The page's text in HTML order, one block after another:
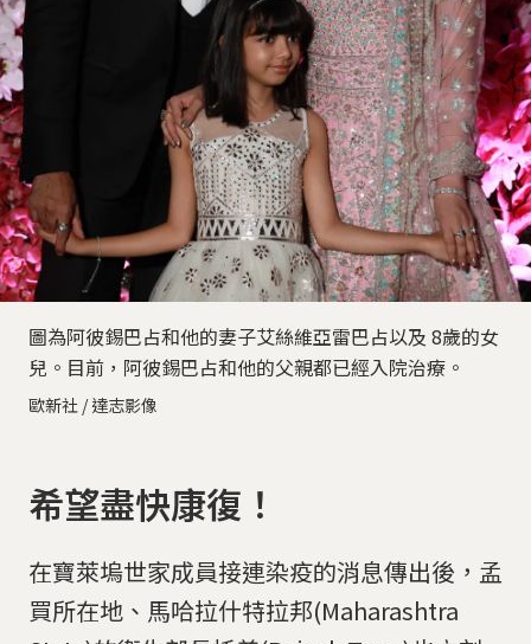
圖為阿彼錫巴占和他的妻子艾絲維亞雷巴占以及 8歲的女
兒。目前，阿彼錫巴占和他的父親都已經入院治療。
歐新社 / 達志影像
希望盡快康復！
在寶萊塢世家成員接連染疫的消息傳出後，孟
買所在地、馬哈拉什特拉邦(Maharashtra